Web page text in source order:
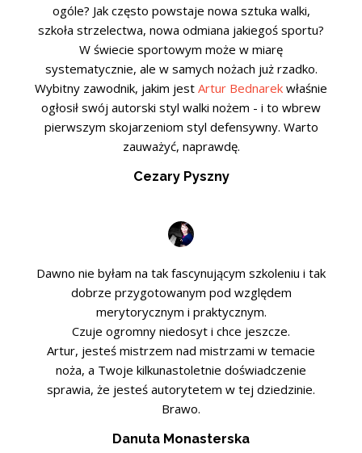
ogóle? Jak często powstaje nowa sztuka walki,
szkoła strzelectwa, nowa odmiana jakiegoś sportu?
W świecie sportowym może w miarę
systematycznie, ale w samych nożach już rzadko.
Wybitny zawodnik, jakim jest Artur Bednarek właśnie
ogłosił swój autorski styl walki nożem - i to wbrew
pierwszym skojarzeniom styl defensywny. Warto
zauważyć, naprawdę.
Cezary Pyszny
Dawno nie byłam na tak fascynującym szkoleniu i tak
dobrze przygotowanym pod względem
merytorycznym i praktycznym.
Czuje ogromny niedosyt i chce jeszcze.
Artur, jesteś mistrzem nad mistrzami w temacie
noża, a Twoje kilkunastoletnie doświadczenie
sprawia, że jesteś autorytetem w tej dziedzinie.
Brawo.
Danuta Monasterska